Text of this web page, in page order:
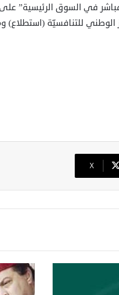
في السوق الرئيسية”
الوطني للتنافسيّة (استطلاع)
‫X